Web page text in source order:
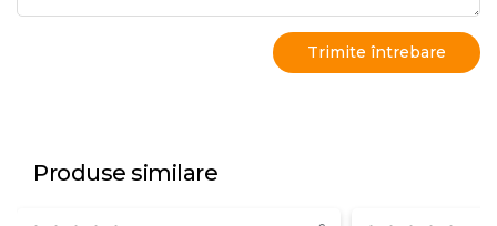
Produse similare